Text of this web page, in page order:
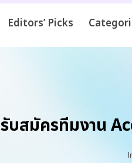
Editors’ Picks
รับสมัครทีมงาน